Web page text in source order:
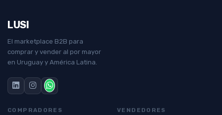
LUSI
El marketplace B2B para
comprar y vender al por mayor
en Uruguay y América Latina.
COMPRADORES VENDEDORES